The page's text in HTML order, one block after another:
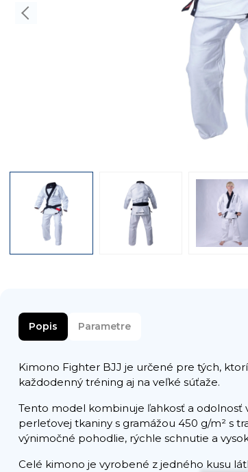
Popis Parametre
Kimono Fighter BJJ je určené pre tých,
každodenný tréning aj na veľké súťaže.
Tento model kombinuje ľahkosť a odolnosť
perleťovej tkaniny s gramážou 450 g/m² s
výnimočné pohodlie, rýchle schnutie a
Celé kimono je vyrobené z jedného kusu